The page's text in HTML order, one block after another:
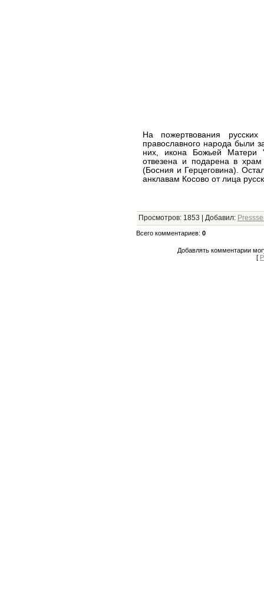
На пожертвования
православного народа были
них, икона Божьей Матери
отвезена и подарена в
(Босния и Герцеговина).
анклавам Косово от лица
Просмотров: 1853 | Добавил:
Всего комментариев: 0
Добавлять комментарии
[